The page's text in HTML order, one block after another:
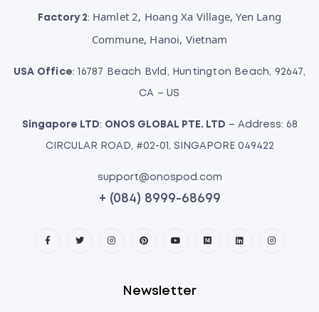
Factory 2: Hamlet 2, Hoang Xa Village, Yen Lang
Commune, Hanoi, Vietnam
USA Office: 16787 Beach Bvld, Huntington Beach, 92647,
CA – US
Singapore LTD: ONOS GLOBAL PTE. LTD – Address: 68
CIRCULAR ROAD, #02-01, SINGAPORE 049422
support@onospod.com
+ (084) 8999-68699
Newsletter